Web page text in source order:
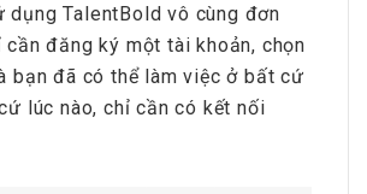
dụng TalentBold vô cùng đơn
cần đăng ký một tài khoản, chọn
bạn đã có thể làm việc ở bất cứ
lúc nào, chỉ cần có kết nối